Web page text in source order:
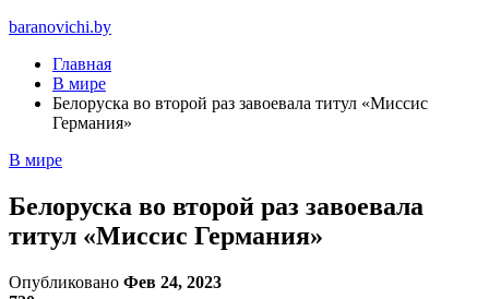
baranovichi.by
Главная
В мире
Белоруска во второй раз завоевала титул «Миссис
Германия»
В мире
Белоруска во второй раз завоевала
титул «Миссис Германия»
Опубликовано Фев 24, 2023